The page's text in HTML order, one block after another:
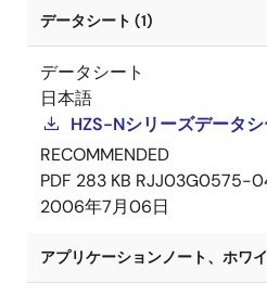
データシート (1)
データシート
日本語
HZS-Nシリーズデータシ
RECOMMENDED
PDF 283 KB RJJ03G0575-
2006年7月06日
アプリケーションノート、ホワ